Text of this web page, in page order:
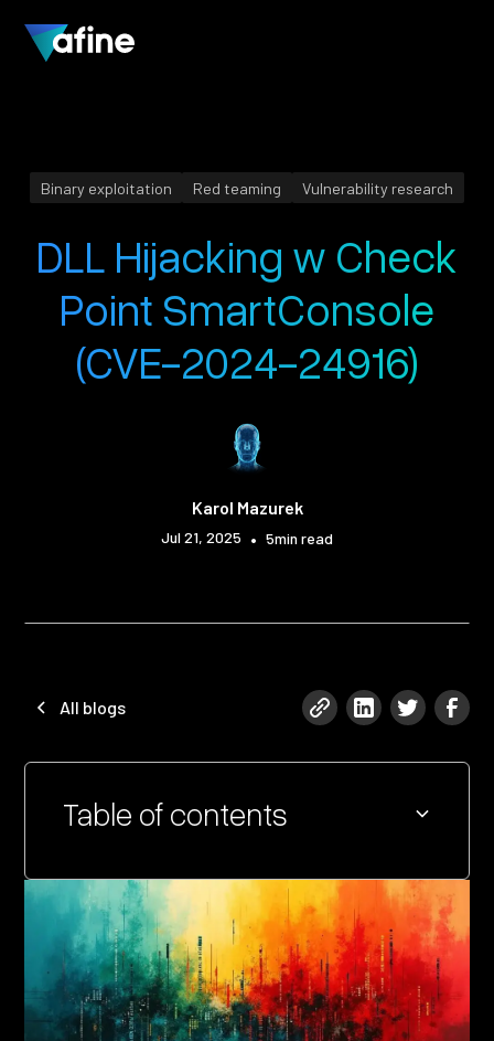
Binary exploitation Red teaming Vulnerability research
DLL Hijacking w Check
Point SmartConsole
(CVE-2024-24916)
Karol Mazurek
Jul 21, 2025 • 5min read
All blogs
Table of contents
Heading 2
Heading 3
Heading 4